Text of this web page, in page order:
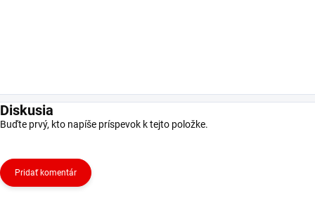
Diskusia
Buďte prvý, kto napíše príspevok k tejto položke.
Pridať komentár